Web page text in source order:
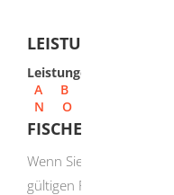
LEISTUNGEN VON
Leistungen
A
B
N
O
FISCHEREISCHEIN
Wenn Sie fischen oder
gültigen Fischereischein